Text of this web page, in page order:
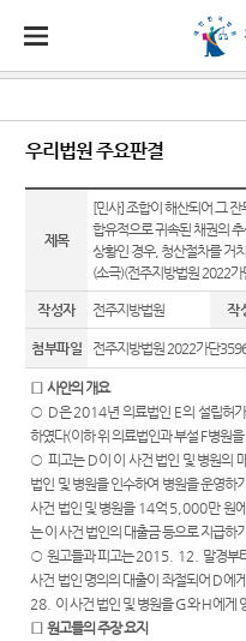
법원
소개
법원장
인사말
연혁
조직 및
전화번
호
재판개
정 및
법정안
내
관할구
역
시/군법
원
지원
소개
군산지
원
정읍지
원
남원지
원
소식
새소식
우리법
원 주요
판결
가사 교
육일정
포토뉴
스
법원게
시판
E-mail
Club
민원
사회적
약자 통
합적 사
지원 -
사법접
근센터
개인파
산 및
개인회
생 안내
민원안
내
법률상
담안내
자주묻
정보
사건검
자료실
판결서
사본 제
공신청
판결서
인터넷
열람
각급법
원안내
소통
법원에
바란다
칭찬합
니다
법원견
학
정보공
개
행동강
령위반
신고상
담
우리법원 주요판결
제목
[민사] 조합이 해산되어 그
합유적으로 귀속된 채권의
상황인 경우, 청산절차를 거
(소극)(전주지방법원 2022
작성자 전주지방법원 작
첨부파일 전주지방법원 2022가단
□사안의 개요
○ D은2014년 의료법인 E의 설립허
하였다(이하 위 의료법인과 부설 F병원
○피고는 D이 이 사건 법인 및 병원의
법인 및 병원을 인수하여 병원을 운영하
사건 법인 및 병원을 14억 5,000만 원
는 이 사건 법인의 대출금 등으로 지급하
○원고들과 피고는2015. 12. 말경부
사건 법인 명의의 대출이 좌절되어 D에
28. 이 사건 법인 및 병원을G와H에게
□원고들의 주장 요지
원
정
보
소
통